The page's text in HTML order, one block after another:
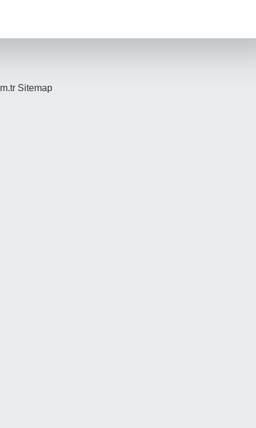
Sitemap